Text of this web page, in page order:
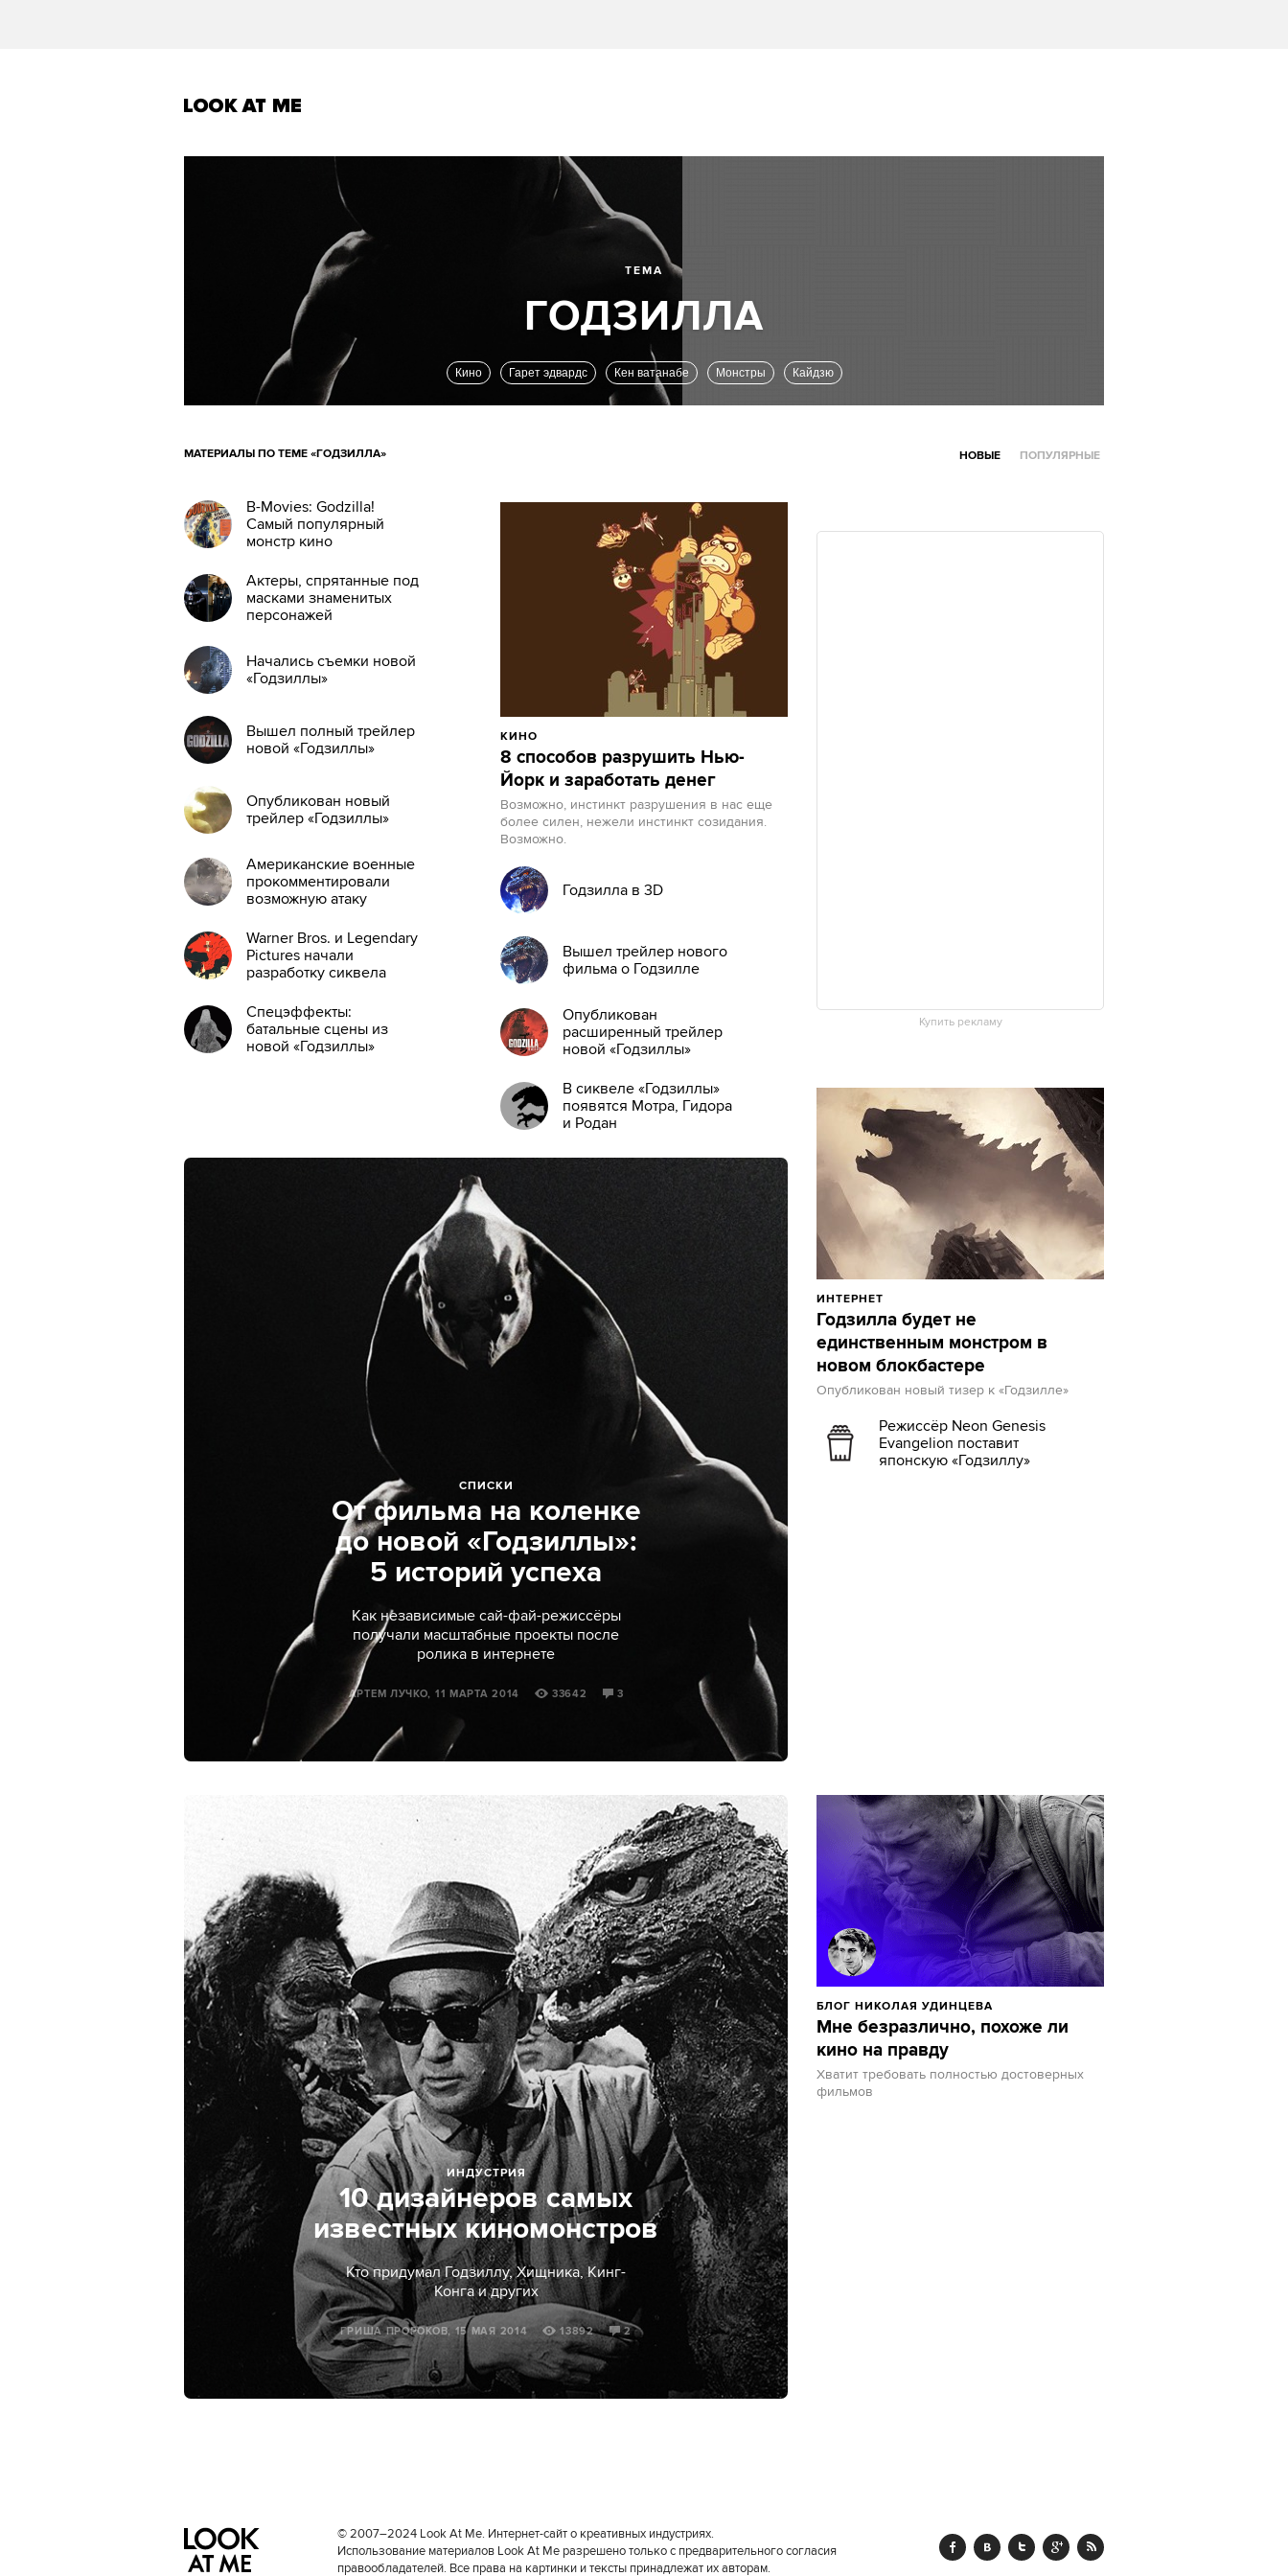
ТЕМА
Кино Гарет эдвардс Кен ватанабе Монстры Кайдзю
МАТЕРИАЛЫ ПО ТЕМЕ «ГОДЗИЛЛА» НОВЫЕ ПОПУЛЯРНЫЕ
Купить рекламу
ИНТЕРНЕТ
Годзилла будет не
единственным монстром в
новом блокбастере
Опубликован новый тизер к «Годзилле»
Режиссёр Neon Genesis
Evangelion поставит
японскую «Годзиллу»
B-Movies: Godzilla!
Самый популярный
монстр кино
Актеры, спрятанные под
масками знаменитых
персонажей
Начались съемки новой
«Годзиллы»
Вышел полный трейлер
новой «Годзиллы»
Опубликован новый
трейлер «Годзиллы»
Американские военные
прокомментировали
возможную атаку
Warner Bros. и Legendary
Pictures начали
разработку сиквела
Спецэффекты:
батальные сцены из
новой «Годзиллы»
КИНО
8 способов разрушить Нью-
Йорк и заработать денег
Возможно, инстинкт разрушения в нас еще
более силен, нежели инстинкт созидания.
Возможно.
Годзилла в 3D
Вышел трейлер нового
фильма о Годзилле
Опубликован
расширенный трейлер
новой «Годзиллы»
В сиквеле «Годзиллы»
появятся Мотра, Гидора
и Родан
СПИСКИ
От фильма на коленке
до новой «Годзиллы»:
5 историй успеха
Как независимые сай-фай-режиссёры
получали масштабные проекты после
ролика в интернете
АРТЕМ ЛУЧКО, 11 МАРТА 2014 33642 3
ИНДУСТРИЯ
10 дизайнеров самых
известных киномонстров
Кто придумал Годзиллу, Хищника, Кинг-
Конга и других
ГРИША ПРОРОКОВ, 15 МАЯ 2014 13892 2
БЛОГ НИКОЛАЯ УДИНЦЕВА
Мне безразлично, похоже ли
кино на правду
Хватит требовать полностью достоверных
фильмов
© 2007–2024 Look At Me. Интернет-сайт о креативных индустриях.
Использование материалов Look At Me разрешено только с предварительного согласия
правообладателей. Все права на картинки и тексты принадлежат их авторам.